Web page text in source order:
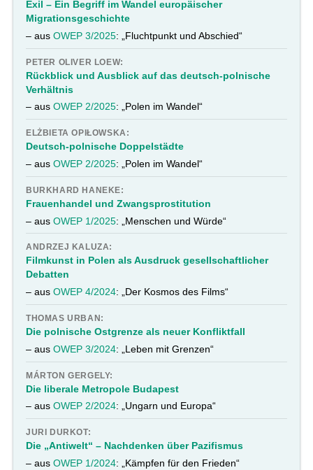
Exil – Ein Begriff im Wandel europäischer
Migrationsgeschichte
– ausOWEP 3/2025: „Fluchtpunkt und Abschied“
PETER OLIVER LOEW:
Rückblick und Ausblick auf das deutsch-polnische
Verhältnis
– ausOWEP 2/2025: „Polen im Wandel“
ELŻBIETA OPIŁOWSKA:
Deutsch-polnische Doppelstädte
– ausOWEP 2/2025: „Polen im Wandel“
BURKHARD HANEKE:
Frauenhandel und Zwangsprostitution
– ausOWEP 1/2025: „Menschen und Würde“
ANDRZEJ KALUZA:
Filmkunst in Polen als Ausdruck gesellschaftlicher
Debatten
– ausOWEP 4/2024: „Der Kosmos des Films“
THOMAS URBAN:
Die polnische Ostgrenze als neuer Konfliktfall
– ausOWEP 3/2024: „Leben mit Grenzen“
MÁRTON GERGELY:
Die liberale Metropole Budapest
– ausOWEP 2/2024: „Ungarn und Europa“
JURI DURKOT:
Die „Antiwelt“ – Nachdenken über Pazifismus
– ausOWEP 1/2024: „Kämpfen für den Frieden“